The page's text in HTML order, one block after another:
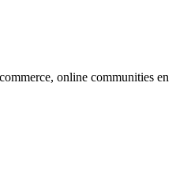
online communities en